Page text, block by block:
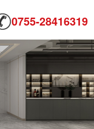
0755-28416319